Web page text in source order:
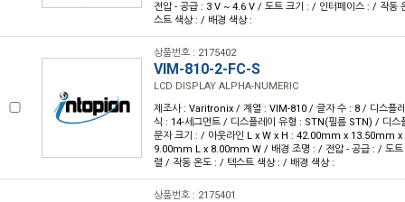
전압 - 공급 : 3 V ~ 4.6 V / 도트 크기 : / 인터페이스 : / 작동
스트 색상 : / 배경 색상 :
상품번호 : 2175402
VIM-810-2-FC-S
LCD DISPLAY ALPHA-NUMERIC
제조사 : Varitronix / 계열 : VIM-810 / 글자 수 : 8 / 디스플
식 : 14-세그먼트 / 디스플레이 유형 : STN(필름 STN) / 디스
문자 크기 : / 아웃라인 L x W x H : 42.00mm x 13.50mm
9.00mm L x 8.00mm W / 배경 조명 : / 전압 - 공급 : / 도트
렬 / 작동 온도 : / 텍스트 색상 : / 배경 색상 :
상품번호 : 2175401